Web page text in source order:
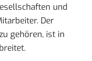
und
Der
gehören, ist in